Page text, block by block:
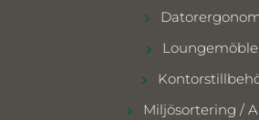
Miljösortering /